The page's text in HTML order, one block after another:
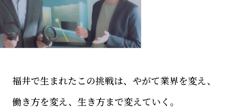
福井で生まれたこの挑戦は、やがて業界を変え、
働き方を変え、生き方まで変えていく。